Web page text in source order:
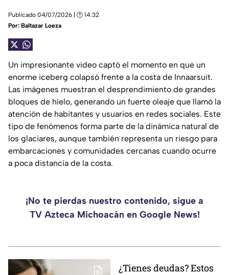
Publicado 04/07/2026 | 🕑 14:32
Por: Baltazar Loeza
Un impresionante video captó el momento en que un
enorme iceberg colapsó frente a la costa de Innaarsuit.
Las imágenes muestran el desprendimiento de grandes
bloques de hielo, generando un fuerte oleaje que llamó la
atención de habitantes y usuarios en redes sociales. Este
tipo de fenómenos forma parte de la dinámica natural de
los glaciares, aunque también representa un riesgo para
embarcaciones y comunidades cercanas cuando ocurre
a poca distancia de la costa.
¡No te pierdas nuestro contenido, sigue a
TV Azteca Michoacán en Google News!
¿Tienes deudas? Estos